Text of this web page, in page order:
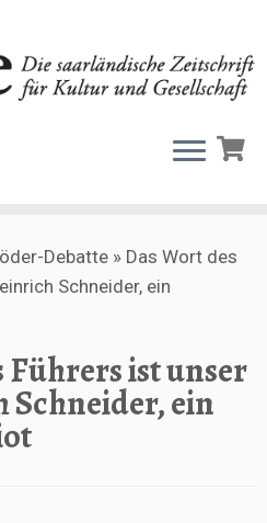
Debatte » Das Wort des
Schneider, ein
Führers ist unser
ein